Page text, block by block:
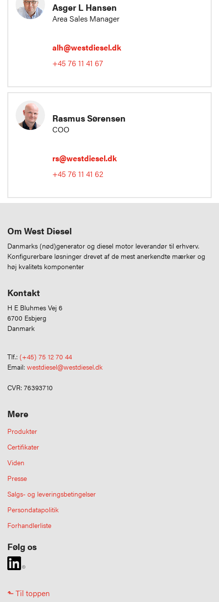
Asger L Hansen
Area Sales Manager
alh@westdiesel.dk
+45 76 11 41 67
Rasmus Sørensen
COO
rs@westdiesel.dk
+45 76 11 41 62
Om West Diesel
Danmarks (nød)generator og diesel motor leverandør til erhverv.
Konfigurerbare løsninger drevet af de mest anerkendte mærker og
høj kvalitets komponenter
Kontakt
H E Bluhmes Vej 6
6700 Esbjerg
Danmark
Tlf.: (+45) 75 12 70 44
Email: westdiesel@westdiesel.dk
CVR: 76393710
Mere
Produkter
Certifikater
Viden
Presse
Salgs- og leveringsbetingelser
Persondatapolitik
Forhandlerliste
Følg os
⬑ Til toppen